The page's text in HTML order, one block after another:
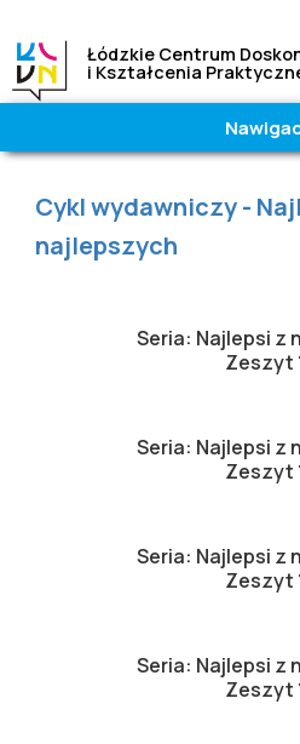
Łódzkie Centrum
i Kształcenia
Wielkość
A A A
Jesteś tutaj
Cykl wydawniczy -
najlepszych
Seria: Najlepsi z
Zeszyt
Seria: Najlepsi z
Zeszyt
Seria: Najlepsi z
Zeszyt
Seria: Najlepsi z
Zeszyt